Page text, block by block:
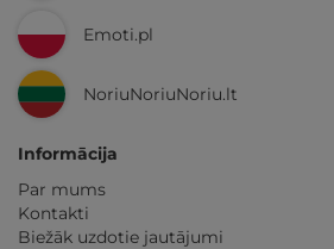
Emoti.pl
NoriuNoriuNoriu.lt
Informācija
Par mums
Kontakti
Biežāk uzdotie jautājumi